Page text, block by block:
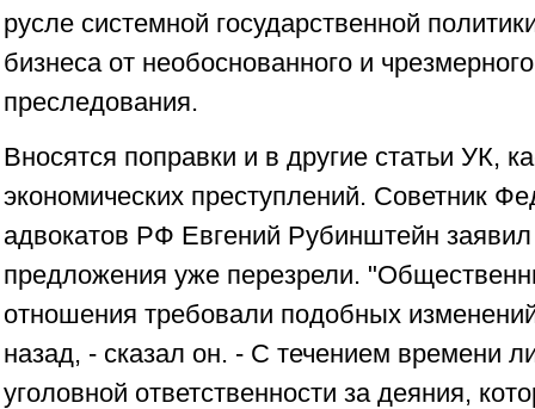
русле системной государственной
бизнеса от необоснованного и
преследования.
Вносятся поправки и в другие статьи УК,
экономических преступлений. Советник
адвокатов РФ Евгений Рубинштейн
предложения уже перезрели.
отношения требовали подобных
назад, - сказал он. - С течением времени
уголовной ответственности за деяния,